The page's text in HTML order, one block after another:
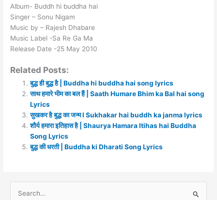
Album- Buddh hi buddha hai
Singer – Sonu Nigam
Music by – Rajesh Dhabare
Music Label -Sa Re Ga Ma
Release Date -25 May 2010
Related Posts:
बुद्ध ही बुद्ध है | Buddha hi buddha hai song lyrics
साथ हमारे भीम का बल हैं | Saath Humare Bhim ka Bal hai song
Lyrics
सुखकर है बुद्ध का जन्म l Sukhakar hai buddh ka janma lyrics
शौर्य हमारा इतिहास है | Shaurya Hamara Itihas hai Buddha
Song Lyrics
बुद्ध की धरती | Buddha ki Dharati Song Lyrics